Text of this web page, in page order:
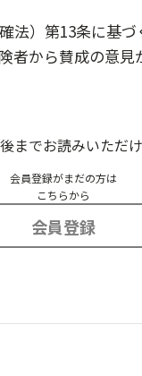
法）第13条に基
者から賛成の意
までお読みいただけ
会員登録がまだの方は
こちらから
会員登録